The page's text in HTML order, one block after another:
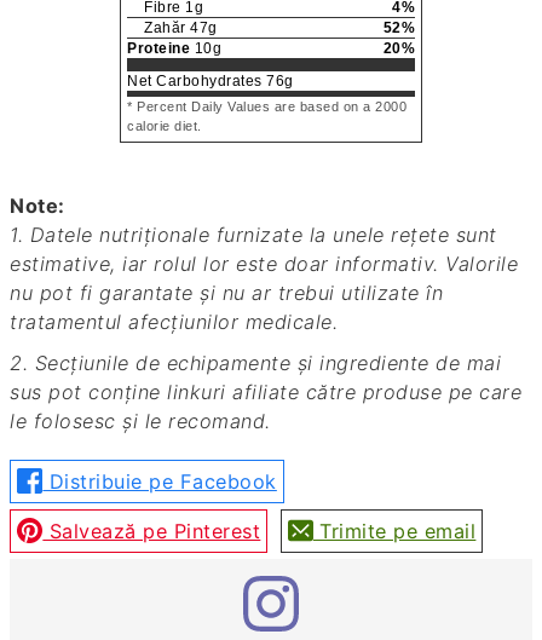
Fibre 1 g 4%
Zahăr 47g 52%
Proteine 10g 20%
Net Carbohydrates 76g
* Percent Daily Values are based on a 2000
calorie diet.
Note:
1. Datele nutriționale furnizate la unele rețete sunt
estimative, iar rolul lor este doar informativ. Valorile
nu pot fi garantate și nu ar trebui utilizate în
tratamentul afecțiunilor medicale.
2. Secțiunile de echipamente și ingrediente de mai
sus pot conține linkuri afiliate către produse pe care
le folosesc și le recomand.
Distribuie pe Facebook
Salvează pe Pinterest Trimite pe email